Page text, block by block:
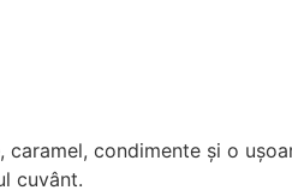
condimente și o
cuvânt.